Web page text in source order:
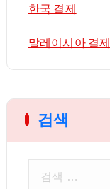
한국 결제
말레이시아 결제
검색